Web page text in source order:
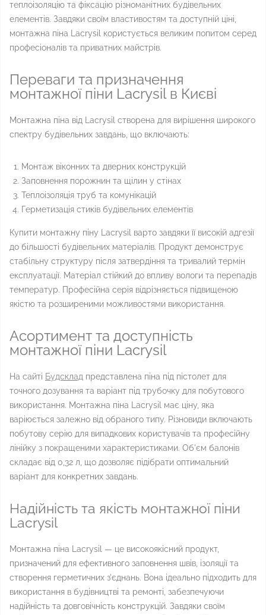
теплоізоляцію та фіксацію різноманітних будівельних
елементів. Завдяки своїм властивостям та доступній ціні,
монтажна піна Lacrysil користується великим попитом серед
професіоналів та приватних майстрів.
Переваги та призначення
монтажної піни Lacrysil в Києві
Монтажна піна від Lacrysil створена для вирішення широкого
спектру будівельних завдань, що включають:
Монтаж віконних та дверних конструкцій
Заповнення порожнин та щілин у стінах
Теплоізоляція труб та комунікацій
Герметизація стиків будівельних елементів
Купити монтажну піну Lacrysil варто завдяки її високій адгезії
до більшості будівельних матеріалів. Продукт демонструє
стабільну структуру після затвердіння та тривалий термін
експлуатації. Матеріал стійкий до впливу вологи та перепадів
температур. Професійна серія відрізняється підвищеною
якістю та розширеними можливостями використання.
Асортимент та доступність
монтажної піни Lacrysil
На сайті Будсклад представлена піна під пістолет для
точного дозування та варіант під трубочку для побутового
використання. Монтажна піна Lacrysil має ціну, яка
варіюється залежно від обраного типу. Різновиди включають
побутову серію для випадкових користувачів та професійну
лінійку з покращеними характеристиками. Об'єм балонів
складає від 0,32 л, що дозволяє підібрати оптимальний
варіант для конкретних завдань.
Надійність та якість монтажної піни
Lacrysil
Монтажна піна Lacrysil — це високоякісний продукт,
призначений для ефективного заповнення швів, ізоляції та
створення герметичних з'єднань. Вона ідеально підходить для
використання в будівництві та ремонті, забезпечуючи
надійність та довговічність конструкцій. Завдяки своїм